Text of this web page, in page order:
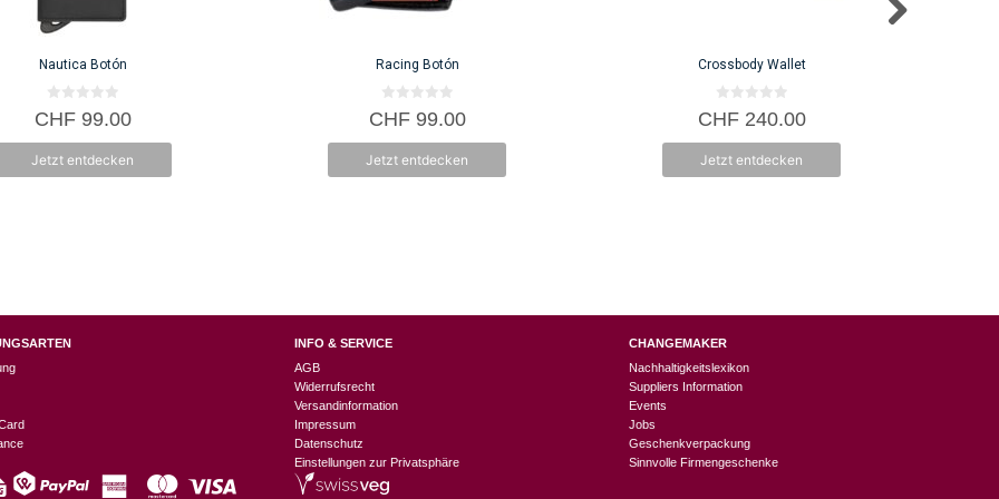
Nautica Botón
0
v
5
CHF99.00
Jetzt entdecken
Racing Botón
0
v
5
CHF99.00
Jetzt entdecken
Crossbody Wallet
0
v
5
CHF240.00
Jetzt entdecken
INFO & SERVICE
AGB
Widerrufsrecht
Versandinformation
Impressum
Datenschutz
Einstellungen zur Privatsphäre
CHANGEMAKER
Nachhaltigkeitslexikon
Suppliers Information
Events
Jobs
Geschenkverpackung
Sinnvolle Firmengeschenke